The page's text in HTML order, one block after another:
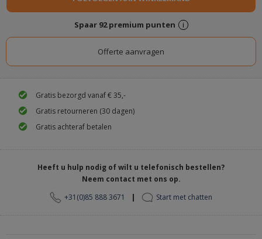
Spaar 92premium punten i
Gratis bezorgd vanaf € 35,-
Gratis retourneren (30 dagen)
Gratis achteraf betalen
Heeft u hulp nodig of wilt u telefonisch bestellen?
Neem contact met ons op.
+31(0)85 888 3671
| Start met chatten